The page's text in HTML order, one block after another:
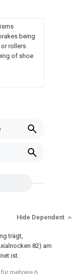
being
rollers
of shoe
Hide Dependent
trägt,
82) am
ist.
mehrere 6.